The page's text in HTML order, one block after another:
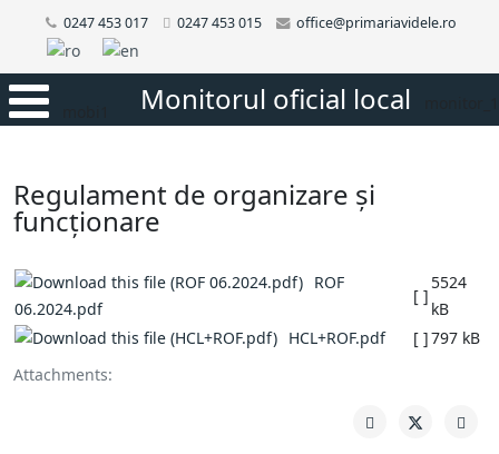
0247 453 017 0247 453 015 office@primariavidele.ro
Monitorul oficial local
Regulament de organizare și
funcționare
Attachments:
ROF
06.2024.pdf
[ ]
5524
kB
HCL+ROF.pdf
[ ]797 kB